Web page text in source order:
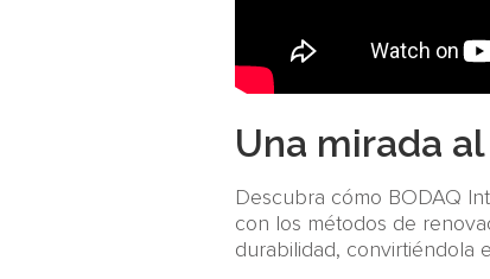
Una mirada
Descubra cómo BODAQ
con los métodos de
durabilidad, convirtiéndola